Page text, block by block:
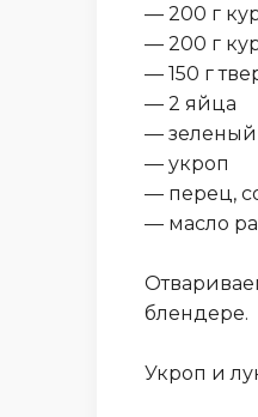
— 200 г
— 200 г
— 150 г
— 2 яйца
—
— укроп
— перец,
— масло
блендере.
Укроп и